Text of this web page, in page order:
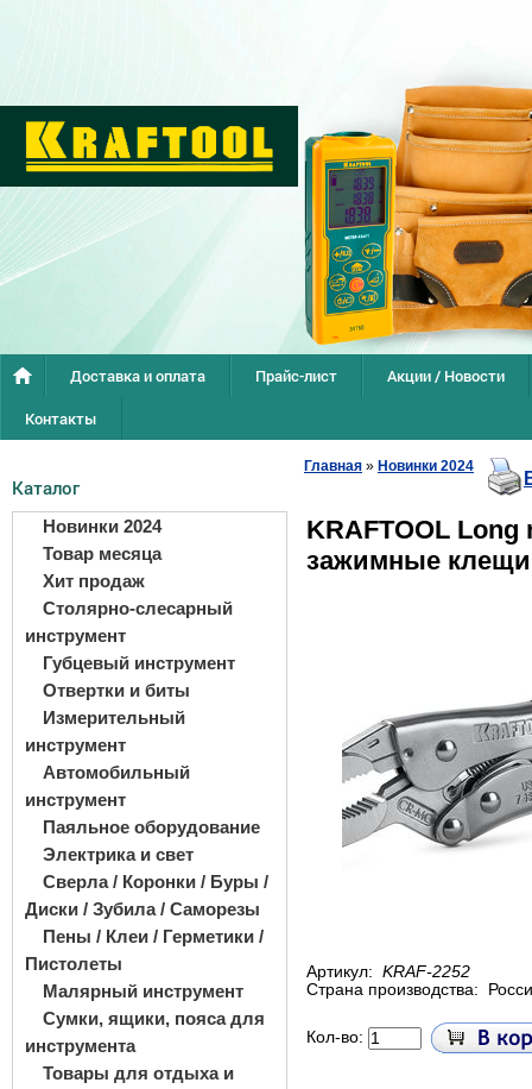
Доставка и оплата Прайс-лист
Акции / Новости
Контакты
Каталог
Новинки 2024
Товар месяца
Хит продаж
Столярно-слесарный
инструмент
Губцевый инструмент
Отвертки и биты
Измерительный
инструмент
Автомобильный
инструмент
Паяльное оборудование
Электрика и свет
Сверла / Коронки / Буры /
Диски / Зубила / Саморезы
Пены / Клеи / Герметики /
Пистолеты
Малярный инструмент
Сумки, ящики, пояса для
инструмента
Товары для отдыха и
Главная » Новинки 2024
KRAFTOOL Long
зажимные клещи
Артикул: KRAF-2252
Страна производства:
Кол-во: